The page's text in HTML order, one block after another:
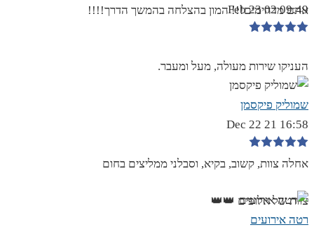
אתם מדהימים!!! המון בהצלחה בהמשך הדרך!!!!
09:49 02 Feb 23
העניקו שירות מעולה, מעל ומעבר.
שמוליק פיקסמן
16:58 21 Dec 22
אחלה צוות, קשוב, בקיא, וסבלני ממליצים בחום
צוות של אלופים 👑👑
רטה אירועים